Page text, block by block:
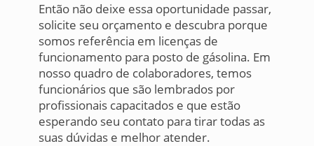
Então não deixe essa oportunidade passar,
solicite seu orçamento e descubra porque
somos referência em licenças de
funcionamento para posto de gásolina. Em
nosso quadro de colaboradores, temos
funcionários que são lembrados por
profissionais capacitados e que estão
esperando seu contato para tirar todas as
suas dúvidas e melhor atender.